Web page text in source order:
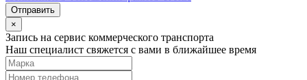
Отправить
×
Запись на сервис коммерческого транспорта
Наш специалист свяжется с вами в ближайшее время